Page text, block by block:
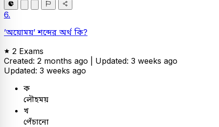
6.
’অয়োময়’ শব্দের অর্থ কি?
2 Exams
Created: 2 months ago | Updated: 3 weeks ago
Updated: 3 weeks ago
ক
লৌহময়
খ
পেঁচানো